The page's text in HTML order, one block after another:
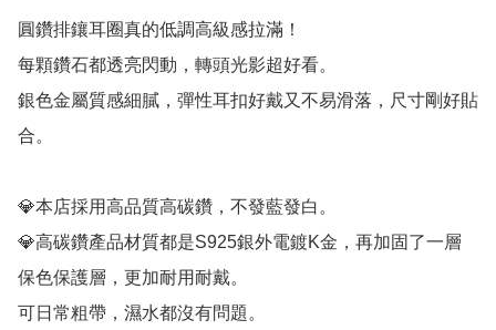
圓鑽排鑲耳圈真的低調高級感拉滿！
每顆鑽石都透亮閃動，轉頭光影超好看。
銀色金屬質感細膩，彈性耳扣好戴又不易滑落，尺寸剛好貼
合。
💎本店採用高品質高碳鑽，不發藍發白。
💎高碳鑽產品材質都是S925銀外電鍍K金，再加固了一層
保色保護層，更加耐用耐戴。
可日常粗帶，濕水都沒有問題。